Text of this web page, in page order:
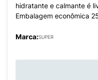
hidratante e calmante é
Embalagem econômica
Marca:SUPER